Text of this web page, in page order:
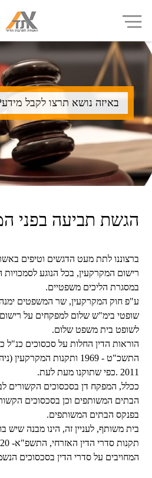
חיפוש
הגשת תביעה בפני
ברצוננו לתת מעט הדגשים וטיפים
רישום המקרקעין, בכל הנוגע
במסגרת הליכים משפטיים.
ע"פ חוק המקרקעין, שר המשפטים
שופטי בימ"ש שלום למפקחים על
לשופט בית משפט שלום.
הוראות הדין החלות על סכסוכים כנ"ל
התשכ"ט - 1969 ותקנות
2011 .כפי שתוקנו מעת לעת.
ככלל, המפקח דן בסכסוכים הקשורים
הבתים המשותפים וכן בסכסוכים
בפנקס הבתים המשותפים.
בית משותף, לעניין זה, הינו מבנה שיש
המחויבים על סדרי הדין בסכסוכים